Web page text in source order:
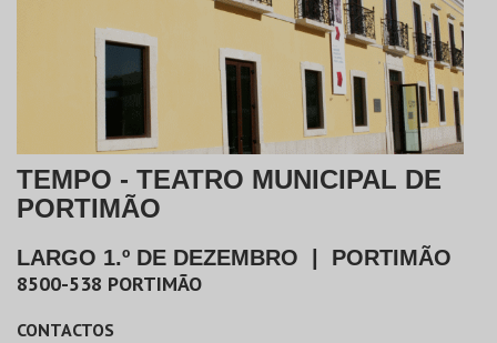
TEMPO - TEATRO MUNICIPAL DE
PORTIMÃO
LARGO 1.º DE DEZEMBRO PORTIMÃO
8500-538 PORTIMÃO
CONTACTOS